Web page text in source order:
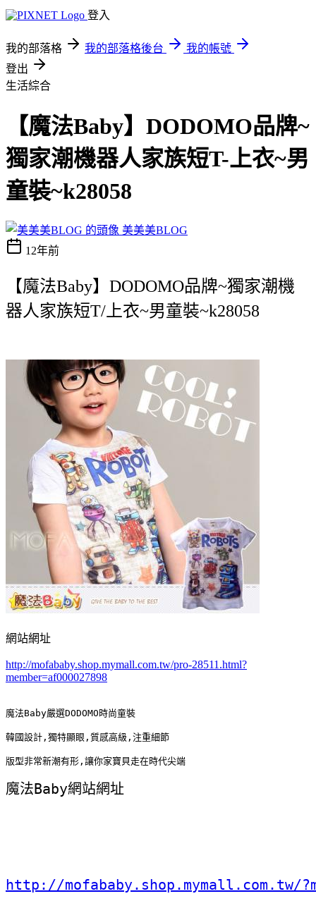
登入
我的部落格 我的部落格後台
我的帳號
登出
生活綜合
【魔法Baby】DODOMO品牌~
獨家潮機器人家族短T-上衣~男
童裝~k28058
美美美BLOG
12年前
【魔法Baby】DODOMO品牌~獨家潮機
器人家族短T/上衣~男童裝~k28058
網站網址
http://mofababy.shop.mymall.com.tw/pro-28511.html?
member=af000027898
魔法Baby嚴選DODOMO時尚童裝
韓國設計,獨特顯眼,質感高級,注重細節
版型非常新潮有形,讓你家寶貝走在時代尖端
魔法Baby網站網址
http://mofababy.shop.mymall.com.tw/